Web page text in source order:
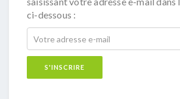
ci-dessous :